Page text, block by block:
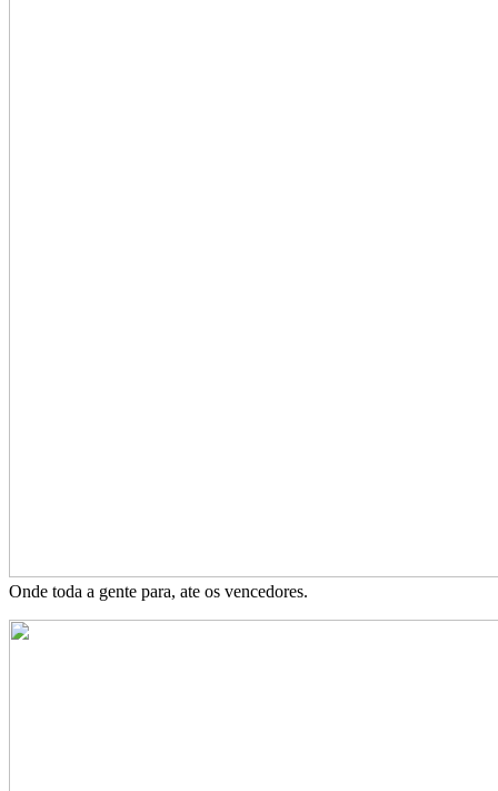
Onde toda a gente para, ate os vencedores.